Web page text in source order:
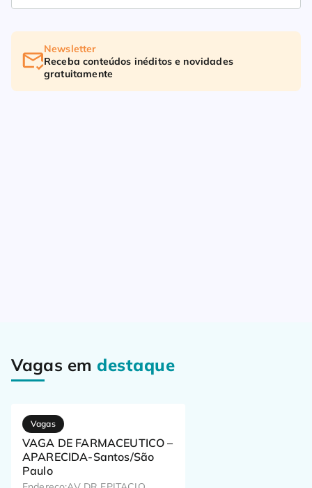
Newsletter
Receba conteúdos inéditos e novidades
gratuitamente
Vagas em destaque
Vagas
VAGA DE FARMACEUTICO –
APARECIDA-Santos/São
Paulo